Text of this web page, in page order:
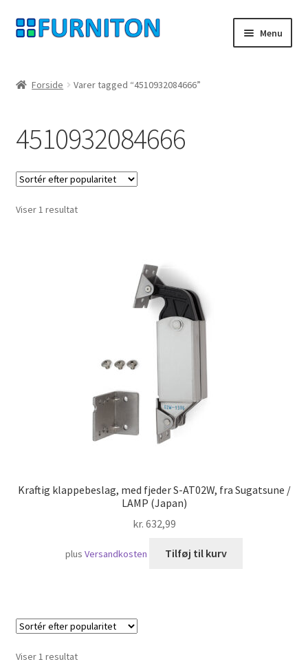
Spring
til
Spring
til
Menu
privatliv
fortrydelsesret
Kontakt
Forside Varer tagged “4510932084666”
4510932084666
Viser 1 resultat
Kraftig klappebeslag, med fjeder S-AT02W, fra Sugatsune /
LAMP (Japan)
kr. 632,99
plusVersandkosten Tilføj til kurv
Viser 1 resultat